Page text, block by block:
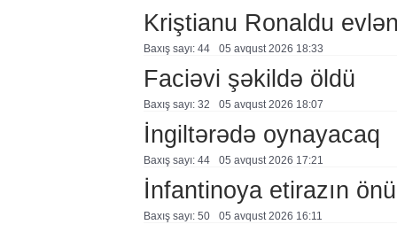
Kriştianu Ronaldu
Baxış sayı: 44 05 avqust 2026 18:33
Faciəvi şəkildə öldü
Baxış sayı: 32 05 avqust 2026 18:07
İngiltərədə oynayacaq
Baxış sayı: 44 05 avqust 2026 17:21
İnfantinoya etirazın
Baxış sayı: 50 05 avqust 2026 16:11